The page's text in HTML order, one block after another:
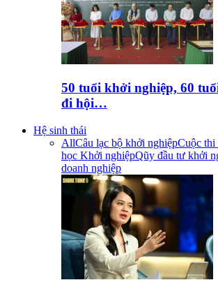
50 tuổi khởi nghiệp, 60
đi hội…
Hệ sinh thái
AllCâu lạc bộ khởi nghiệpCuộc
học Khởi nghiệpQũy đầu tư khởi
doanh nghiệp